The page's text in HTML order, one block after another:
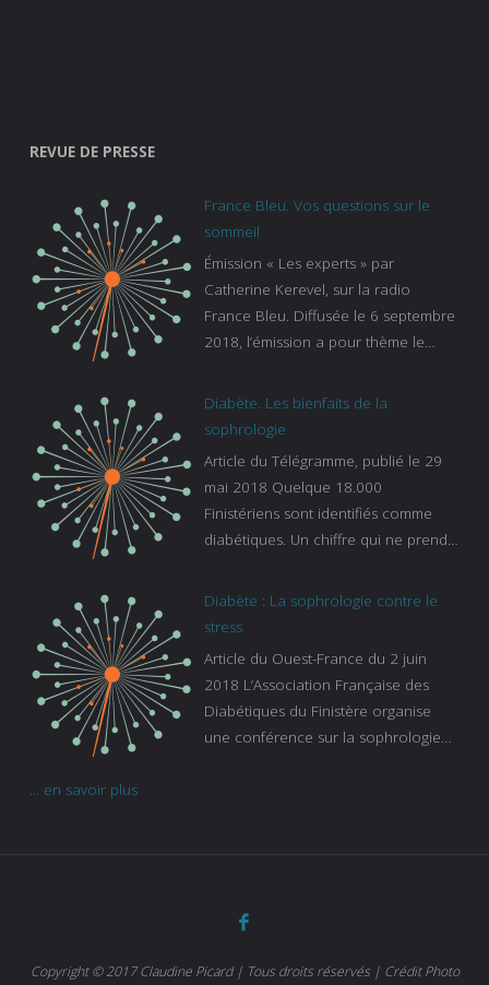
REVUE DE PRESSE
France Bleu. Vos questions sur le
sommeil
Émission « Les experts » par
Catherine Kerevel, sur la radio
France Bleu. Diffusée le 6 septembre
2018, l’émission a pour thème le
bleu :
https://www.francebleu.fr/emissions/l
sur-le-sommeil
Diabète. Les bienfaits de la
sophrologie
Article du Télégramme, publié le 29
mai 2018 Quelque 18.000
Finistériens sont identifiés comme
diabétiques. Un chiffre qui ne prend
s’ignorent. « C’est une pathologie qui
continue à augmenter, souligne
de la Caisse primaire d’assurance-
maladie. C’est aussi une pathologie
qui peut être handicapante et coûte
cher quand on sait que 37 % des
d’autant que le diabète
Diabète : La sophrologie contre le
stress
Article du Ouest-France du 2 juin
2018 L’Association Française des
Diabétiques du Finistère organise
une conférence sur la sophrologie
... en savoir plus
Copyright © 2017 Claudine Picard | Tous droits réservés | Crédit Photo